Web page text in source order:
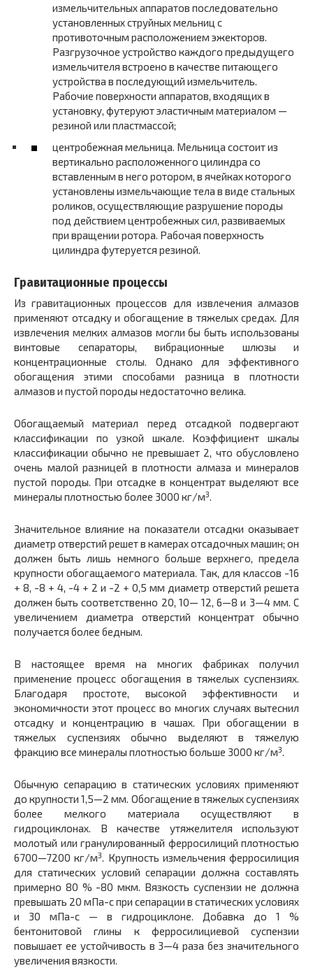
измельчительных аппаратов последовательно
установленных струйных мельниц с
противоточным расположением эжекторов.
Разгрузочное устройство каждого предыдущего
измельчителя встроено в качестве питающего
устройства в последующий измельчитель.
Рабочие поверхности аппаратов, входящих в
установку, футеруют эластичным материалом —
резиной или пластмассой;
центробежная мельница. Мельница состоит из
вертикально расположенного цилиндра со
вставленным в него ротором, в ячейках которого
установлены измельчающие тела в виде стальных
роликов, осуществляющие разрушение породы
под действием центробежных сил, развиваемых
при вращении ротора. Рабочая поверхность
цилиндра футеруется резиной.
Гравитационные процессы
Из гравитационных процессов для извлечения алмазов
применяют отсадку и обогащение в тяжелых средах. Для
извлечения мелких алмазов могли бы быть использованы
винтовые сепараторы, вибрационные шлюзы и
концентрационные столы. Однако для эффективного
обогащения этими способами разница в плотности
алмазов и пустой породы недостаточно велика.
Обогащаемый материал перед отсадкой подвергают
классификации по узкой шкале. Коэффициент шкалы
классификации обычно не превышает 2, что обусловлено
очень малой разницей в плотности алмаза и минералов
пустой породы. При отсадке в концентрат выделяют все
минералы плотностью более 3000 кг/м3.
Значительное влияние на показатели отсадки оказывает
диаметр отверстий решет в камерах отсадочных машин; он
должен быть лишь немного больше верхнего, предела
крупности обогащаемого материала. Так, для классов -16
+ 8, -8 + 4, -4 + 2 и -2 + 0,5 мм диаметр отверстий решета
должен быть соответственно 20, 10— 12, 6—8 и 3—4 мм. С
увеличением диаметра отверстий концентрат обычно
получается более бедным.
В настоящее время на многих фабриках получил
применение процесс обогащения в тяжелых суспензиях.
Благодаря простоте, высокой эффективности и
экономичности этот процесс во многих случаях вытеснил
отсадку и концентрацию в чашах. При обогащении в
тяжелых суспензиях обычно выделяют в тяжелую
фракцию все минералы плотностью больше 3000 кг/м3.
Обычную сепарацию в статических условиях применяют
до крупности 1,5—2 мм. Обогащение в тяжелых суспензиях
более мелкого материала осуществляют в
гидроциклонах. В качестве утяжелителя используют
молотый или гранулированный ферросилиций плотностью
6700—7200 кг/м3. Крупность измельчения ферросилиция
для статических условий сепарации должна составлять
примерно 80 % -80 мкм. Вязкость суспензии не должна
превышать 20 мПа-с при сепарации в статических условиях
и 30 мПа-с — в гидроциклоне. Добавка до 1 %
бентонитовой глины к ферросилициевой суспензии
повышает ее устойчивость в 3—4 раза без значительного
увеличения вязкости.